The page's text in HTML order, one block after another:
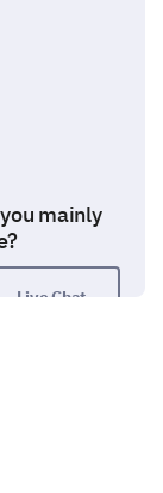
mainly
Live Chat